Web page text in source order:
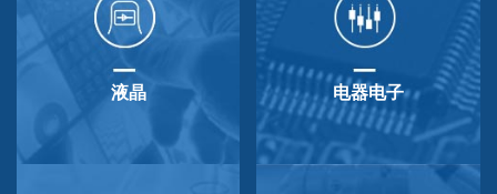
液晶 电器电子